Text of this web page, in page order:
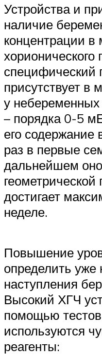
Устройства и
наличие
концентрации в
хорионического
специфический
присутствует в
у
– порядка 0-5
его содержание
раз в первые
дальнейшем
геометрической
достигает
неделе.
Повышение
определить уже
наступления
Высокий ХГЧ
помощью
используются
реагенты: